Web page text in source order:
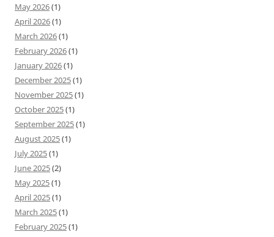
May 2026(1)
April 2026(1)
March 2026(1)
February 2026(1)
January 2026(1)
December 2025(1)
November 2025(1)
October 2025(1)
September 2025(1)
August 2025(1)
July 2025(1)
June 2025(2)
May 2025(1)
April 2025(1)
March 2025(1)
February 2025(1)